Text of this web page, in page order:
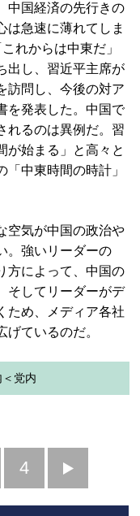
中国経済の先行きの
は急速に薄れてしま
れからは中東だ」
出し、習近平主席が
訪問し、今後の対ア
を発表した。中国で
れるのは異例だ。習
が始まる」と高々と
中東時間の時計」
空気が中国の政治や
。強いリーダーの
方によって、中国の
そしてリーダーがデ
ため、メディア各社
ているのだ。
党内
4
へ